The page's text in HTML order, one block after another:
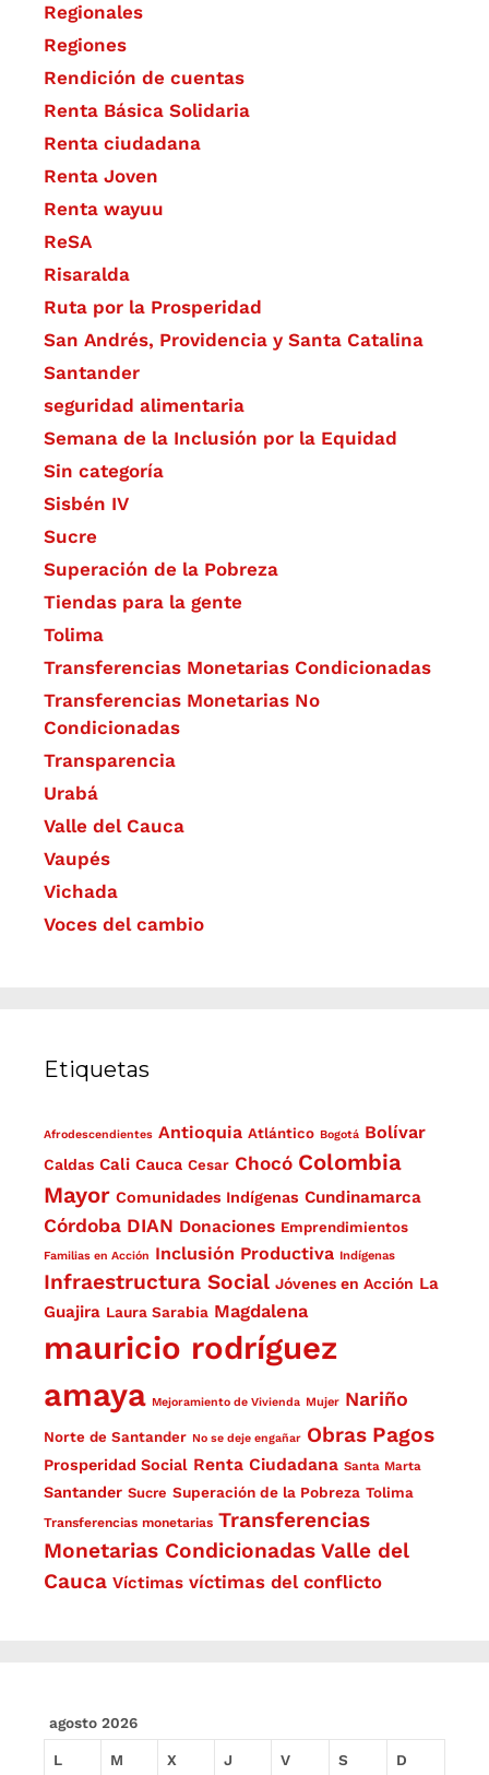
Regionales
Regiones
Rendición de cuentas
Renta Básica Solidaria
Renta ciudadana
Renta Joven
Renta wayuu
ReSA
Risaralda
Ruta por la Prosperidad
San Andrés, Providencia y Santa Catalina
Santander
seguridad alimentaria
Semana de la Inclusión por la Equidad
Sin categoría
Sisbén IV
Sucre
Superación de la Pobreza
Tiendas para la gente
Tolima
Transferencias Monetarias Condicionadas
Transferencias Monetarias No
Condicionadas
Transparencia
Urabá
Valle del Cauca
Vaupés
Vichada
Voces del cambio
Etiquetas
Afrodescendientes Antioquia Atlántico Bogotá Bolívar
Caldas Cali Cauca Cesar Chocó Colombia
Mayor Comunidades Indígenas Cundinamarca
Córdoba DIAN Donaciones Emprendimientos
Familias en Acción Inclusión Productiva Indígenas
Infraestructura Social Jóvenes en Acción La
Guajira Laura Sarabia Magdalena
mauricio rodríguez
amaya Mejoramiento de Vivienda Mujer Nariño
Norte de Santander No se deje engañar Obras Pagos
Prosperidad Social Renta Ciudadana Santa Marta
Santander Sucre Superación de la Pobreza Tolima
Transferencias monetarias Transferencias
Monetarias Condicionadas Valle del
Cauca Víctimas víctimas del conflicto
agosto 2026
L M X J V S D